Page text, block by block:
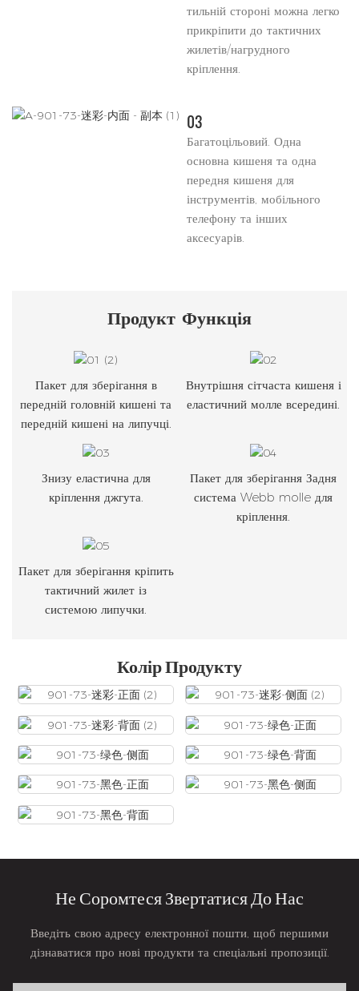
тильній стороні можна легко
прикріпити до тактичних
жилетів/нагрудного
кріплення.
03
Багатоцільовий. Одна
основна кишеня та одна
передня кишеня для
інструментів, мобільного
телефону та інших
аксесуарів.
Продукт Функція
Пакет для зберігання в
передній головній кишені та
передній кишені на липучці.
Внутрішня сітчаста кишеня і
еластичний молле всередині.
Знизу еластична для
кріплення джгута.
Пакет для зберігання Задня
система Webb molle для
кріплення.
Пакет для зберігання кріпить
тактичний жилет із
системою липучки.
Колір Продукту
Не Соромтеся Звертатися До Нас
Введіть свою адресу електронної пошти, щоб першими
дізнаватися про нові продукти та спеціальні пропозиції.